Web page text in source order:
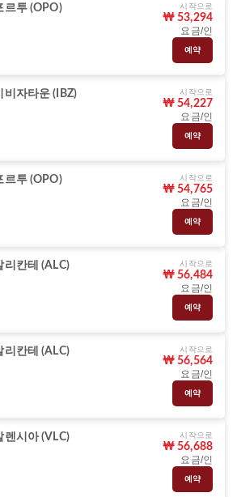
르투 (OPO)
시작으로
₩ 53,294
요금/인
예약
비자타운 (IBZ)
시작으로
₩ 54,227
요금/인
예약
르투 (OPO)
시작으로
₩ 54,765
요금/인
예약
리칸테 (ALC)
시작으로
₩ 56,484
요금/인
예약
리칸테 (ALC)
시작으로
₩ 56,564
요금/인
예약
렌시아 (VLC)
시작으로
₩ 56,688
요금/인
예약